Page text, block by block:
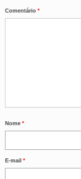
Comentário *
Nome *
E-mail *